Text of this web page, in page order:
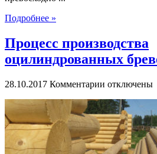
Подробнее »
Процесс производства
оцилиндрованных
28.10.2017 Комментарии к
Процесс
бревен
отключены